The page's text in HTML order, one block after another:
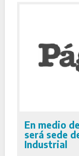
En medio
será sede
Industrial